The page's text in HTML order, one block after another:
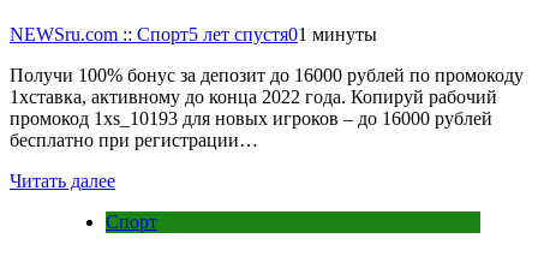
NEWSru.com :: Спорт5 лет спустя01 минуты
Получи 100% бонус за депозит до 16000 рублей по промокоду
1хставка, активному до конца 2022 года. Копируй рабочий
промокод 1xs_10193 для новых игроков – до 16000 рублей
бесплатно при регистрации…
Читать далее
Спорт